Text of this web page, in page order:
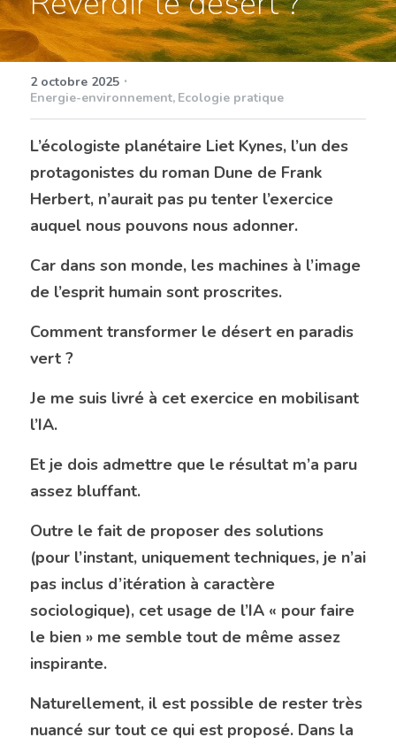
Energie-Environnement
Intelligence Artificielle
Produits fabriqués en France
Réparations
Conseils aux professionnels
Culture générale
Ecologie pratique
2 octobre 2025 ·
Energie-environnement, Ecologie pratique
L’écologiste planétaire Liet Kynes, l’un des
protagonistes du roman Dune de Frank
Herbert, n’aurait pas pu tenter l’exercice
auquel nous pouvons nous adonner.
Car dans son monde, les machines à l’image
de l’esprit humain sont proscrites.
Comment transformer le désert en paradis
vert ?
Je me suis livré à cet exercice en mobilisant
l’IA.
Et je dois admettre que le résultat m’a paru
assez bluffant.
Outre le fait de proposer des solutions
(pour l’instant, uniquement techniques, je n’ai
pas inclus d’itération à caractère
sociologique), cet usage de l’IA « pour faire
le bien » me semble tout de même assez
inspirante.
Naturellement, il est possible de rester très
nuancé sur tout ce qui est proposé. Dans la